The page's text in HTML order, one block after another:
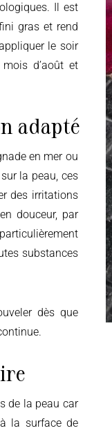
Il est
gras et rend
le soir
d’août et
adapté
la peau, ces
des irritations
douceur, par
substances
dès que
la surface de